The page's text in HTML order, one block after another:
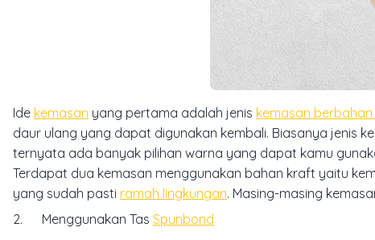
Ide kemasan yang pertama adalah jenis kemasan
daur ulang yang dapat digunakan kembali. Biasanya jenis
ternyata ada banyak pilihan warna yang dapat kamu
Terdapat dua kemasan menggunakan bahan kraft yaitu
yang sudah pasti ramah lingkungan. Masing-masing
2. Menggunakan Tas Spunbond